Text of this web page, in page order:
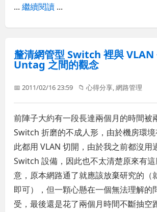
...繼續閱讀 ...
釐清網管型 Switch 裡與 VLAN
Untag 之間的觀念
📅 2011/02/16 23:59 📁心得分享,網路管理
前陣子大約有一段長達兩個月的時間被
Switch 折磨的不成人形，由於機房環
此都用 VLAN 切開，由於我之前都沒用
Switch 設備，因此也不太清楚原來有
意，原本網路通了就應該放棄研究的（
即可），但一顆心懸在一個無法理解的
受，最後還是花了兩個月時間不斷抽空